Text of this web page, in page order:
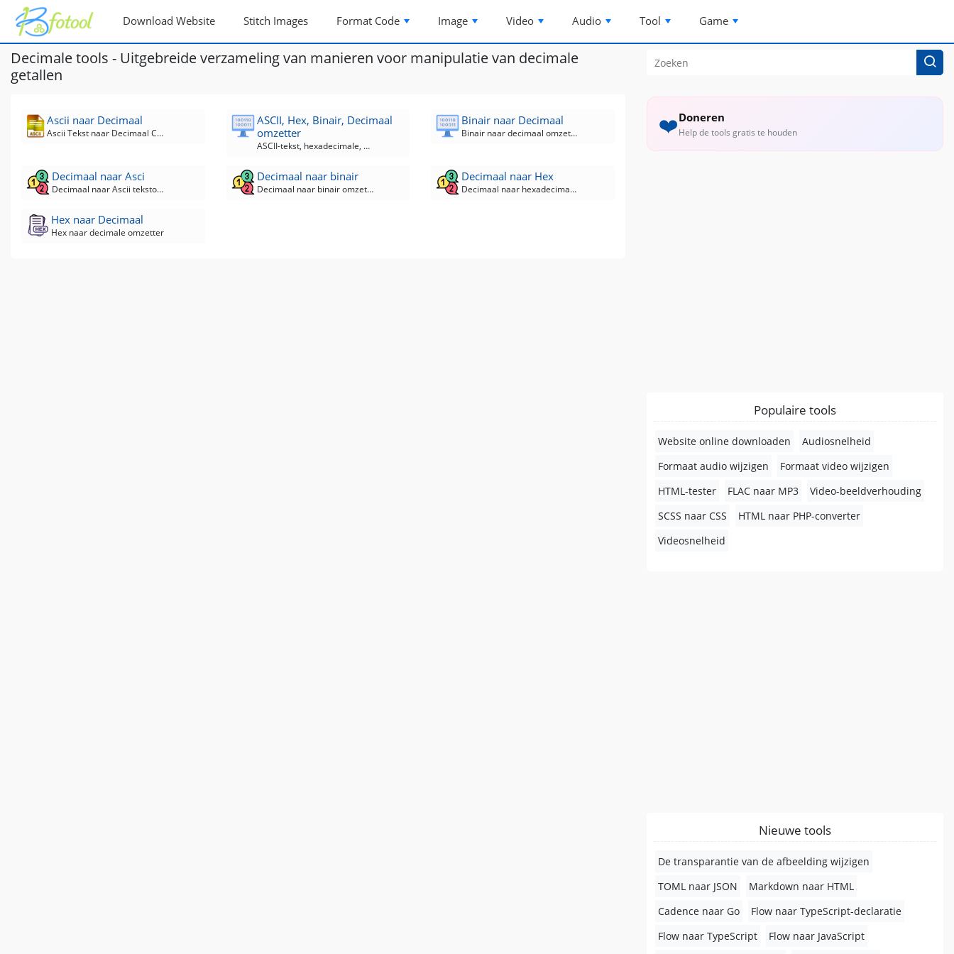
Download Website Stitch Images Format Code Image Video Audio Tool Game
Decimale tools - Uitgebreide verzameling van manieren voor manipulatie van decimale
getallen
Ascii naar Decimaal
Ascii Tekst naar Decimaal Converter
ASCII, Hex, Binair, Decimaal
omzetter
ASCII-tekst, hexadecimale, binaire, decimale converter
Binair naar Decimaal
Binair naar decimaal omzetter
Decimaal naar Asci
Decimaal naar Ascii tekstomzetter
Decimaal naar binair
Decimaal naar binair omzetter
Decimaal naar Hex
Decimaal naar hexadecimaal omzetter
Hex naar Decimaal
Hex naar decimale omzetter
❤️Doneren
Help de tools gratis te houden
Populaire tools
Website online downloaden
Audiosnelheid
Formaat audio wijzigen
Formaat video wijzigen
HTML-tester
FLAC naar MP3
Video-beeldverhouding
SCSS naar CSS
HTML naar PHP-converter
Videosnelheid
Nieuwe tools
De transparantie van de afbeelding wijzigen
TOML naar JSON
Markdown naar HTML
Cadence naar Go
Flow naar TypeScript-declaratie
Flow naar TypeScript
Flow naar JavaScript